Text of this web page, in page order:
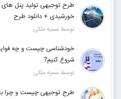
طرح توجیهی تولید پنل های
خورشیدی + دانلود طرح
توسط سمیه ملکی
خودشناسی چیست و چه
شروع کنیم?
توسط سمیه ملکی
طرح توجیهی چیست و چرا